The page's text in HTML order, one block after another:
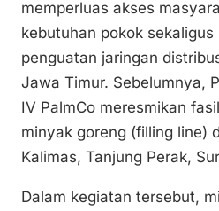
memperluas akses
kebutuhan pokok sekaligus
penguatan jaringan
Jawa Timur. Sebelumnya,
IV PalmCo meresmikan
minyak goreng (filling line)
Kalimas, Tanjung Perak,
Dalam kegiatan tersebut,